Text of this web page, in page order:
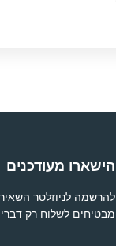
הישארו מעודכנים
להרשמה לניוזלטר
מבטיחים לשלוח רק